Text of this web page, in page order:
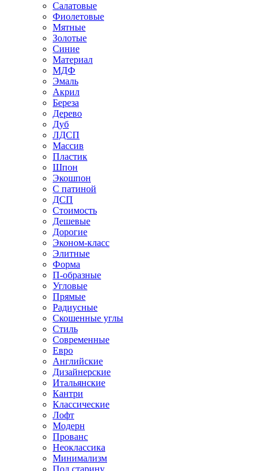
Салатовые
Фиолетовые
Мятные
Золотые
Синие
Материал
МДФ
Эмаль
Акрил
Береза
Дерево
Дуб
ЛДСП
Массив
Пластик
Шпон
Экошпон
С патиной
ДСП
Стоимость
Дешевые
Дорогие
Эконом-класс
Элитные
Форма
П-образные
Угловые
Прямые
Радиусные
Скошенные углы
Стиль
Современные
Евро
Английские
Дизайнерские
Итальянские
Кантри
Классические
Лофт
Модерн
Прованс
Неоклассика
Минимализм
Под старину